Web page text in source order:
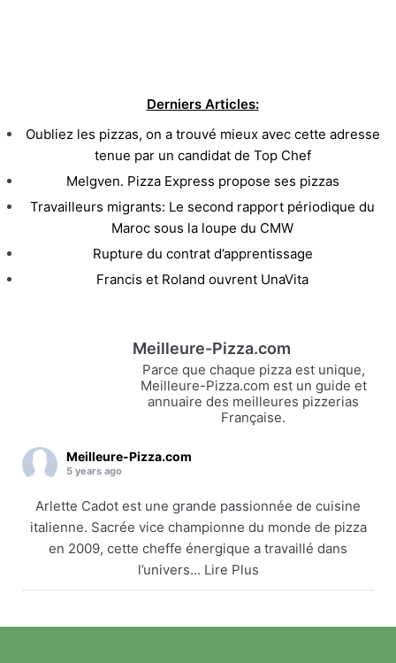
Derniers Articles:
Oubliez les pizzas, on a trouvé mieux avec cette adresse
tenue par un candidat de Top Chef
Melgven. Pizza Express propose ses pizzas
Travailleurs migrants: Le second rapport périodique du
Maroc sous la loupe du CMW
Rupture du contrat d’apprentissage
Francis et Roland ouvrent UnaVita
Meilleure-Pizza.com
Parce que chaque pizza est unique,
Meilleure-Pizza.com est un guide et
annuaire des meilleures pizzerias
Française.
Meilleure-Pizza.com
5 years ago
Arlette Cadot est une grande passionnée de cuisine
italienne. Sacrée vice championne du monde de pizza
en 2009, cette cheffe énergique a travaillé dans
l’univers... Lire Plus
meilleure-pizza.com